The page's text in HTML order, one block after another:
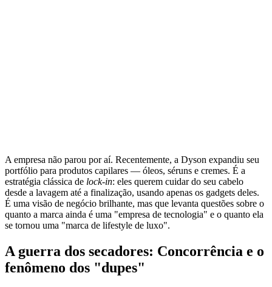
A empresa não parou por aí. Recentemente, a Dyson expandiu seu
portfólio para produtos capilares — óleos, séruns e cremes. É a
estratégia clássica de lock-in: eles querem cuidar do seu cabelo
desde a lavagem até a finalização, usando apenas os gadgets deles.
É uma visão de negócio brilhante, mas que levanta questões sobre o
quanto a marca ainda é uma "empresa de tecnologia" e o quanto ela
se tornou uma "marca de lifestyle de luxo".
A guerra dos secadores: Concorrência e o
fenômeno dos "dupes"